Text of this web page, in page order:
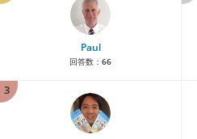
Paul
回答数： 66
3